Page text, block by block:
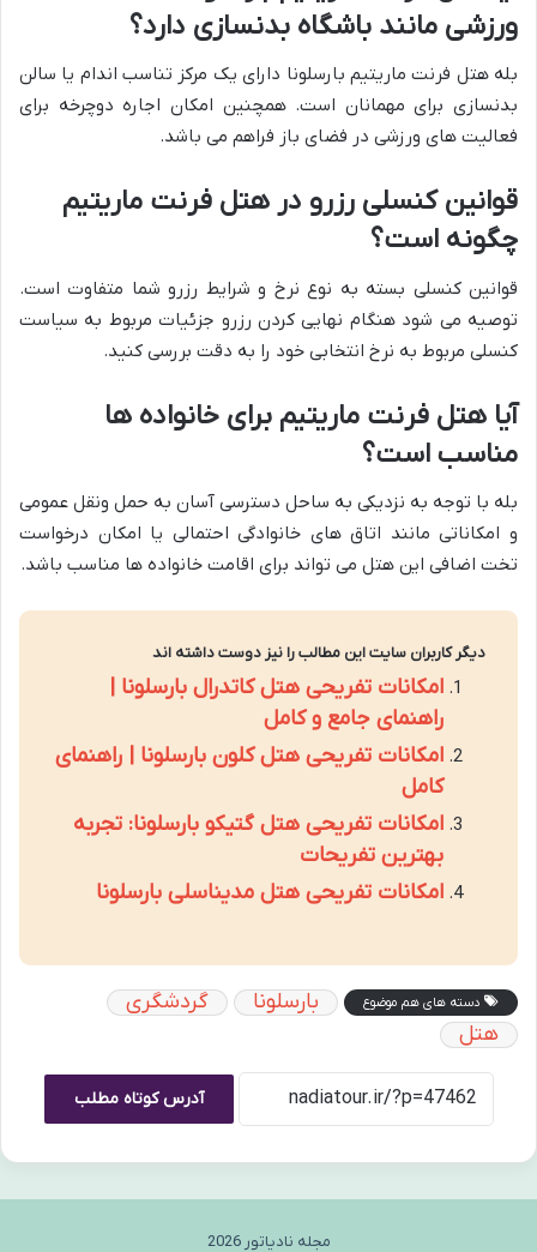
ورزشی مانند باشگاه بدنسازی دارد؟
بله هتل فرنت ماریتیم بارسلونا دارای یک مرکز تناسب اندام یا سالن
بدنسازی برای مهمانان است. همچنین امکان اجاره دوچرخه برای
فعالیت های ورزشی در فضای باز فراهم می باشد.
قوانین کنسلی رزرو در هتل فرنت ماریتیم
چگونه است؟
قوانین کنسلی بسته به نوع نرخ و شرایط رزرو شما متفاوت است.
توصیه می شود هنگام نهایی کردن رزرو جزئیات مربوط به سیاست
کنسلی مربوط به نرخ انتخابی خود را به دقت بررسی کنید.
آیا هتل فرنت ماریتیم برای خانواده ها
مناسب است؟
بله با توجه به نزدیکی به ساحل دسترسی آسان به حمل ونقل عمومی
و امکاناتی مانند اتاق های خانوادگی احتمالی یا امکان درخواست
تخت اضافی این هتل می تواند برای اقامت خانواده ها مناسب باشد.
دیگر کاربران سایت این مطالب را نیز دوست داشته اند
امکانات تفریحی هتل کاتدرال بارسلونا |
راهنمای جامع و کامل
امکانات تفریحی هتل کلون بارسلونا | راهنمای
کامل
امکانات تفریحی هتل گتیکو بارسلونا: تجربه
بهترین تفریحات
امکانات تفریحی هتل مدیناسلی بارسلونا
دسته های هم موضوع بارسلونا
گردشگری
هتل
آدرس کوتاه مطلب
مجله نادیاتور 2026